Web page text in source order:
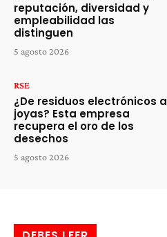
reputación, diversidad y
empleabilidad las
distinguen
5 agosto 2026
RSE
¿De residuos electrónicos a
joyas? Esta empresa
recupera el oro de los
desechos
5 agosto 2026